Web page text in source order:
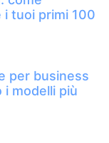
i tuoi primi 100
per business
i modelli più